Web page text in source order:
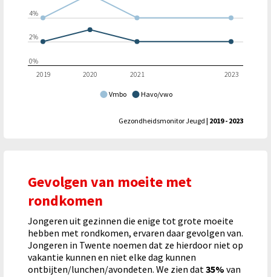
Vmbo Havo/vwo
2019 2020 2021 2023
0%
2%
4%
Gezondheidsmonitor Jeugd | 2019 - 2023
Gevolgen van moeite met
rondkomen
Jongeren uit gezinnen die enige tot grote moeite
hebben met rondkomen, ervaren daar gevolgen van.
Jongeren in Twente noemen dat ze hierdoor niet op
vakantie kunnen en niet elke dag kunnen
ontbijten/lunchen/avondeten. We zien dat35% van